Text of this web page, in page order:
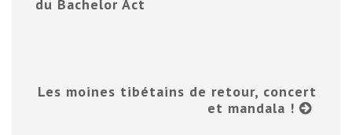
du Bachelor Act
Les moines tibétains de retour, concert
et mandala !